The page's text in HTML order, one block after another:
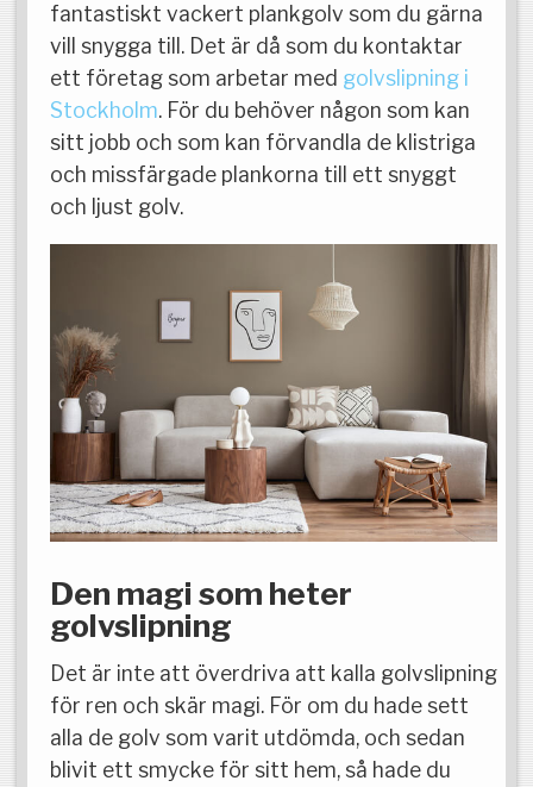
fantastiskt vackert plankgolv som du gärna
vill snygga till. Det är då som du kontaktar
ett företag som arbetar med golvslipning i
Stockholm. För du behöver någon som kan
sitt jobb och som kan förvandla de klistriga
och missfärgade plankorna till ett snyggt
och ljust golv.
Den magi som heter
golvslipning
Det är inte att överdriva att kalla golvslipning
för ren och skär magi. För om du hade sett
alla de golv som varit utdömda, och sedan
blivit ett smycke för sitt hem, så hade du